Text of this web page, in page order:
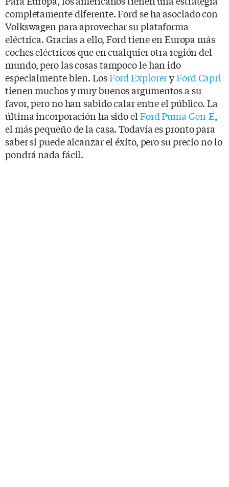
completamente diferente. Ford se ha asociado con
Volkswagen para aprovechar su plataforma
eléctrica. Gracias a ello, Ford tiene en Europa más
coches eléctricos que en cualquier otra región del
mundo, pero las cosas tampoco le han ido
especialmente bien. LosFord ExploreryFord Capri
tienen muchos y muy buenos argumentos a su
favor, pero no han sabido calar entre el público. La
última incorporación ha sido el Ford Puma Gen-E,
el más pequeño de la casa. Todavía es pronto para
saber si puede alcanzar el éxito, pero su precio no lo
pondrá nada fácil.